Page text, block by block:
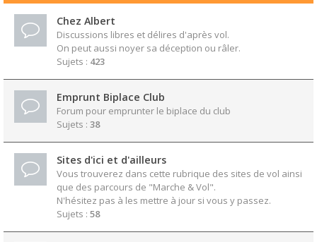
Chez Albert
Discussions libres et délires d'après vol.
On peut aussi noyer sa déception ou râler.
Sujets : 423
Emprunt Biplace Club
Forum pour emprunter le biplace du club
Sujets : 38
Sites d'ici et d'ailleurs
Vous trouverez dans cette rubrique des sites de vol ainsi
que des parcours de "Marche & Vol".
N'hésitez pas à les mettre à jour si vous y passez.
Sujets : 58